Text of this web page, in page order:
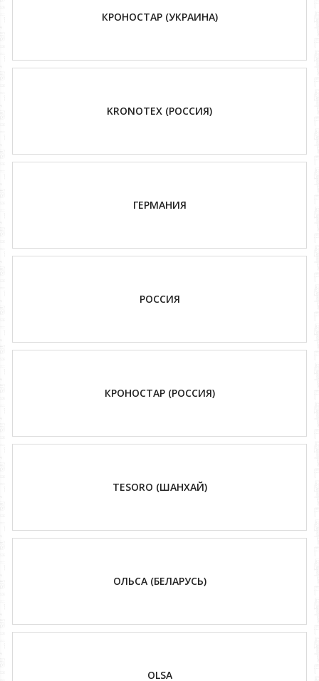
КРОНОСТАР (УКРАИНА)
KRONOTEX (РОССИЯ)
ГЕРМАНИЯ
РОССИЯ
КРОНОСТАР (РОССИЯ)
TESORO (ШАНХАЙ)
ОЛЬСА (БЕЛАРУСЬ)
OLSA